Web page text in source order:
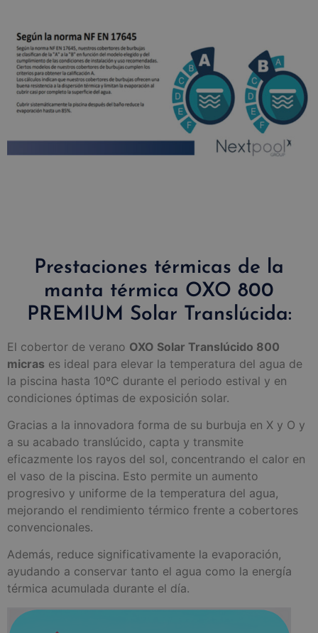
Prestaciones térmicas de la
manta térmica OXO 800
PREMIUM Solar Translúcida:
El cobertor de verano OXO Solar Translúcido 800
micras es ideal para elevar la temperatura del agua de
la piscina hasta 10ºC durante el periodo estival y en
condiciones óptimas de exposición solar.
Gracias a la innovadora forma de su burbuja en X y O y
a su acabado translúcido, capta y transmite
eficazmente los rayos del sol, concentrando el calor en
el vaso de la piscina. Esto permite un aumento
progresivo y uniforme de la temperatura del agua,
mejorando el rendimiento térmico frente a cobertores
convencionales.
Además, reduce significativamente la evaporación,
ayudando a conservar tanto el agua como la energía
térmica acumulada durante el día.